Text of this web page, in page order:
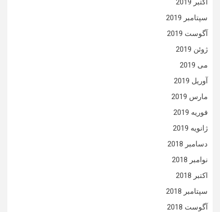
اکتبر 2019
سپتامبر 2019
آگوست 2019
ژوئن 2019
می 2019
آوریل 2019
مارس 2019
فوریه 2019
ژانویه 2019
دسامبر 2018
نوامبر 2018
اکتبر 2018
سپتامبر 2018
آگوست 2018